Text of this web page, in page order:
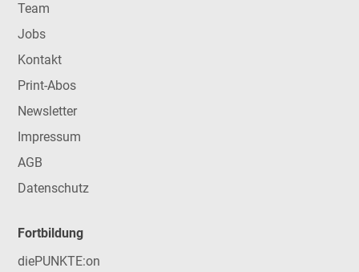
Team
Jobs
Kontakt
Print-Abos
Newsletter
Impressum
AGB
Datenschutz
Fortbildung
diePUNKTE:on